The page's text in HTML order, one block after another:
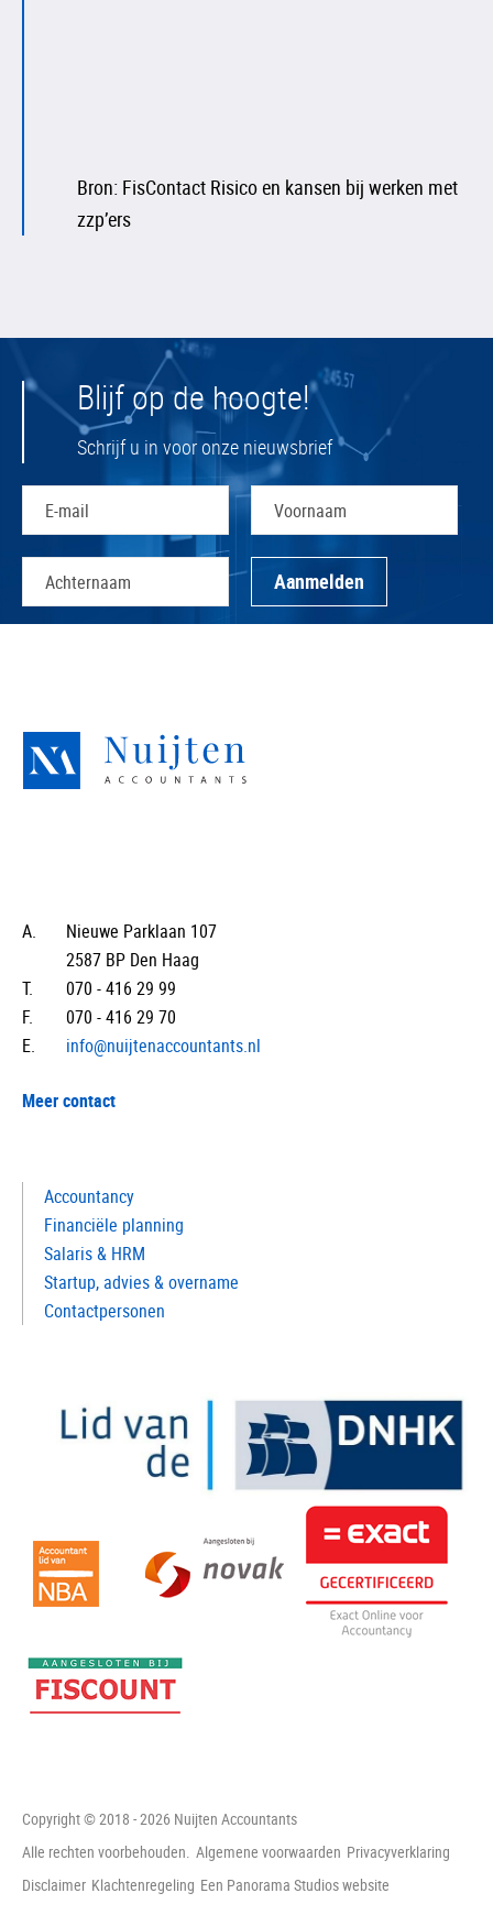
Bron: FisContact Risico en kansen bij werken met
zzp’ers
Blijf op de hoogte!
Schrijf u in voor onze nieuwsbrief
A.
Nieuwe Parklaan 107
2587 BP Den Haag
T.
070 - 416 29 99
F.
070 - 416 29 70
E.
info@nuijtenaccountants.nl
Meer contact
Accountancy
Financiële planning
Salaris & HRM
Startup, advies & overname
Contactpersonen
Copyright © 2018 - 2026 Nuijten Accountants
Alle rechten voorbehouden. Algemene voorwaarden Privacyverklaring
Disclaimer Klachtenregeling Een Panorama Studios website